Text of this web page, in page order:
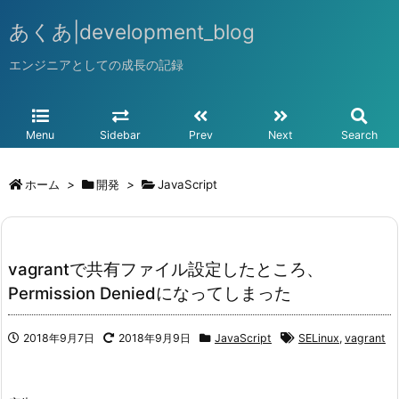
あくあ|development_blog
エンジニアとしての成長の記録
Menu Sidebar Prev Next Search
ホーム > 開発 > JavaScript
vagrantで共有ファイル設定したところ、
Permission Deniedになってしまった
2018年9月7日 2018年9月9日 JavaScript SELinux, vagrant